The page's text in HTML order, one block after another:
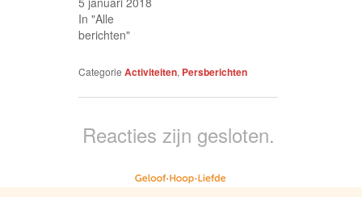
In "Alle
berichten"
Categorie Activiteiten, Persberichten
Reacties zijn gesloten.